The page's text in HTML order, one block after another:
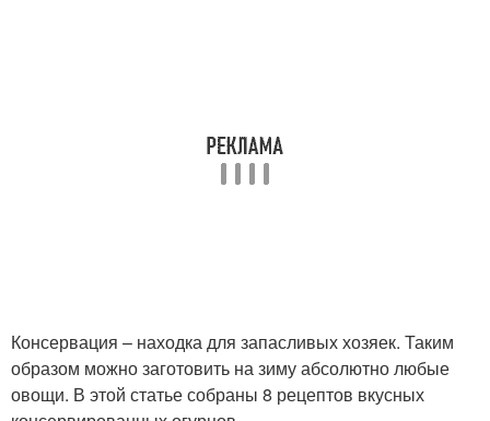
Консервация – находка для запасливых хозяек. Таким
образом можно заготовить на зиму абсолютно любые
овощи. В этой статье собраны 8 рецептов вкусных